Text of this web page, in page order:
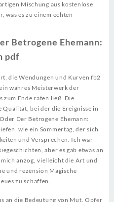
Mischung aus kostenlose
was es zu einem echten
Betrogene Ehemann:
pdf
die Wendungen und Kurven fb2
wahres Meisterwerk der
zum Ende raten ließ. Die
bei der die Ereignisse in
Der Betrogene Ehemann:
wie ein Sommertag, der sich
und Versprechen. Ich war
aber es gab etwas an
anzog, vielleicht die Art und
und rezension Magische
zu schaffen.
an die Bedeutung von Mut, Opfer